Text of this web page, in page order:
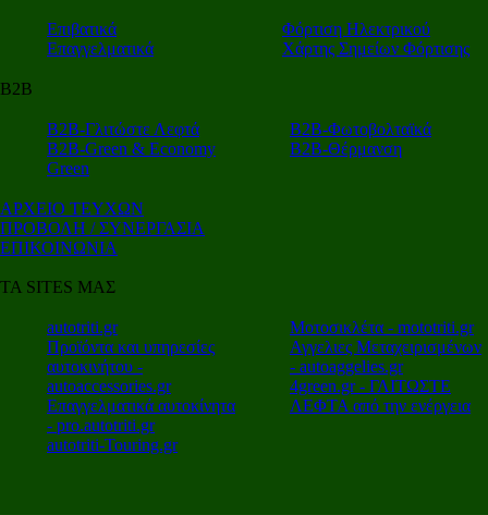
Επιβατικά
Επαγγελματικά
Φόρτιση Ηλεκτρικού
Χάρτης Σημείων Φόρτισης
Β2Β
Β2Β-Γλιτώστε Λεφτά
Β2Β-Green & Economy
Green
Β2Β-Φωτοβολταϊκά
Β2Β-Θέρμανση
ΑΡΧΕΙΟ ΤΕΥΧΩΝ
ΠΡΟΒΟΛΗ / ΣΥΝΕΡΓΑΣΙΑ
ΕΠΙΚΟΙΝΩΝΙΑ
ΤΑ SITES ΜΑΣ
autotriti.gr
Προϊόντα και υπηρεσίες
αυτοκινήτου -
autoaccessories.gr
Επαγγελματικά αυτοκίνητα
- pro.autotriti.gr
autotriti-Touring.gr
Μοτοσικλέτα - mototriti.gr
Αγγελιες Μεταχειρισμένων
- autoaggelies.gr
4green.gr - ΓΛΙΤΩΣΤΕ
ΛΕΦΤΑ από την ενέργεια